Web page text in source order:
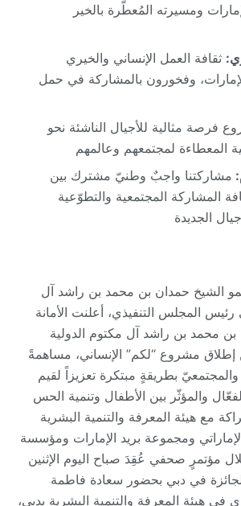
ومسيرته المُعطّرة بالخير
ثقافة العمل الإنساني والخيري
وفخورون بالمشاركة في حمل
فرصة مثالية للأجيال الناشئة نحو
المعطاءة لمجتمعهم وعالمهم
مشاركتنا واجبٌ وطنيّ مشترك بين
المشاركة المجتمعية والتطوّعية
الجديدة
الشيخ حمدان بن محمد بن راشد آل
المجلس التنفيذي، أعلنت الأمانة
بن محمد بن راشد آل مكتوم الدولية
إطلاق مشروع “لكم” الإنساني، مساهمةً
بطريقةٍ مبتكرة تعزيزاً لقيم
والمؤثّر بين الأطفال وتنمية الحس
مع هيئة المعرفة والتنمية البشرية
ومجموعة بريد الإمارات ومؤسسة
مؤتمرٍ صحفي عُقِدَ صباح اليوم الإثنين
في دبي بحضور سعادة فاطمة
في هيئة المعرفة والتنمية البشرية بدبي،